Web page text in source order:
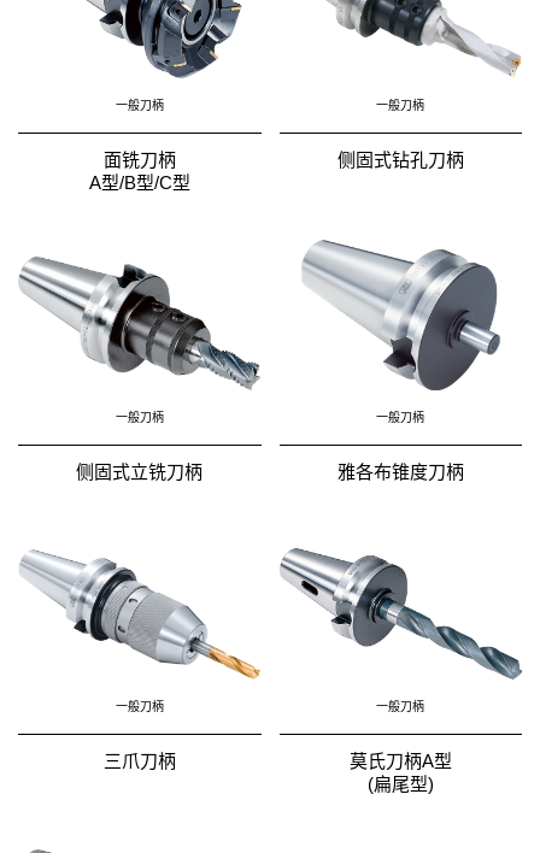
一般刀柄
面铣刀柄
A型/B型/C型
一般刀柄
侧固式钻孔刀柄
一般刀柄
侧固式立铣刀柄
一般刀柄
雅各布锥度刀柄
一般刀柄
三爪刀柄
一般刀柄
莫氏刀柄A型
(扁尾型)